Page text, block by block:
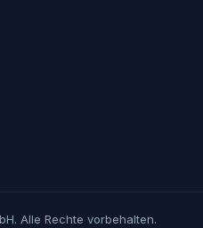
Alle Rechte vorbehalten.